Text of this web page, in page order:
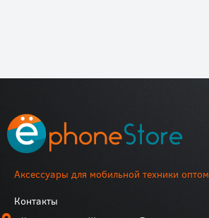
Аксессуары для мобильной техники оптом
Контакты